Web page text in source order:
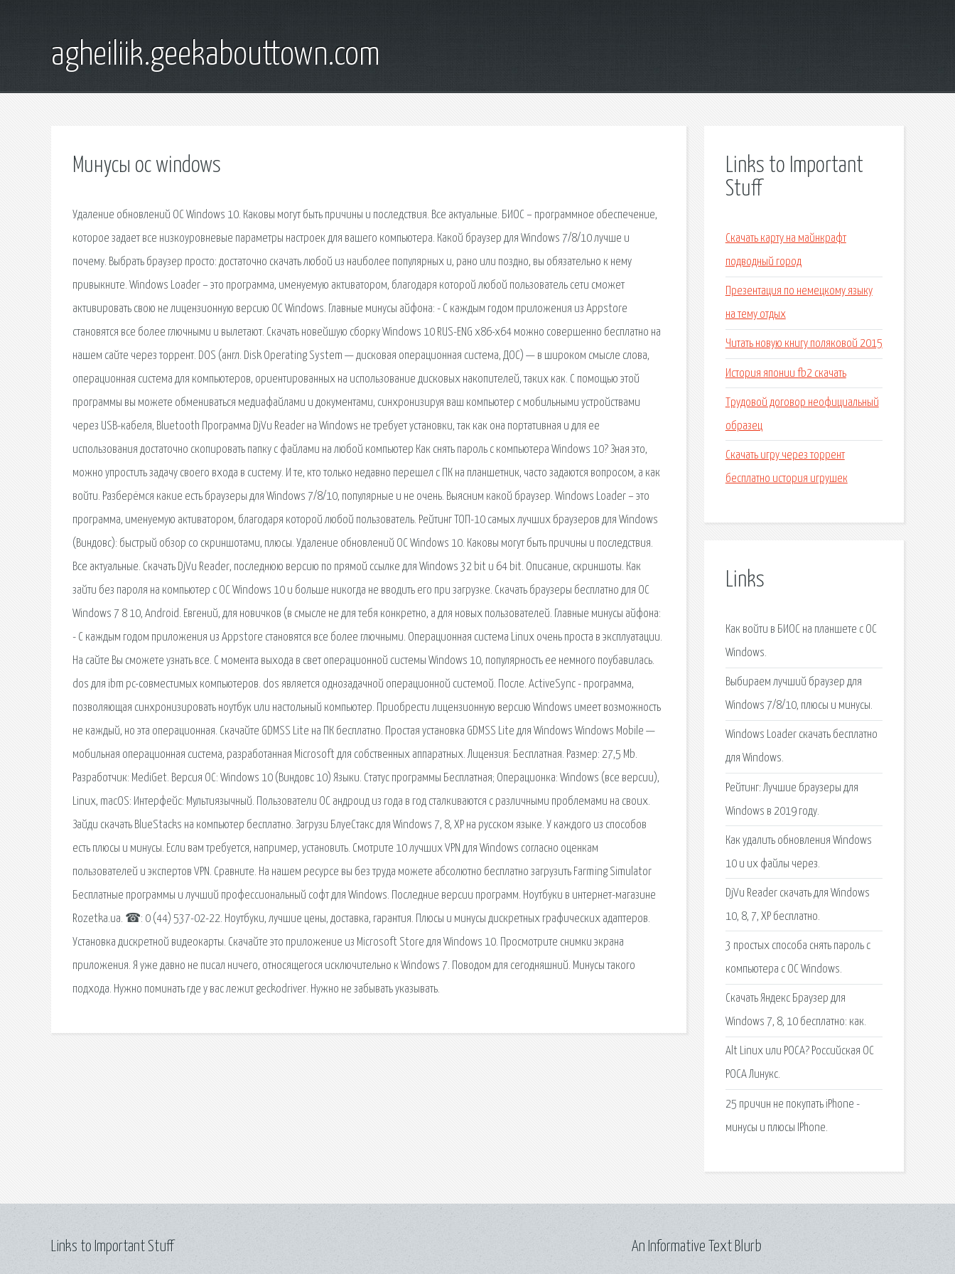
agheiliik.geekabouttown.com
Минусы ос windows
Удаление обновлений ОС Windows 10. Каковы могут быть причины и последствия. Все актуальные. БИОС – программное обеспечение,
которое задает все низкоуровневые параметры настроек для вашего компьютера. Какой браузер для Windows 7/8/10 лучше и
почему. Выбрать браузер просто: достаточно скачать любой из наиболее популярных и, рано или поздно, вы обязательно к нему
привыкните. Windows Loader – это программа, именуемую активатором, благодаря которой любой пользователь сети сможет
активировать свою не лицензионную версию ОС Windows. Главные минусы айфона: - С каждым годом приложения из Appstore
становятся все более глючными и вылетают. Скачать новейшую сборку Windows 10 RUS-ENG x86-x64 можно совершенно бесплатно на
нашем сайте через торрент. DOS (англ. Disk Operating System — дисковая операционная система, ДОС) — в широком смысле слова,
операционная система для компьютеров, ориентированных на использование дисковых накопителей, таких как. С помощью этой
программы вы можете обмениваться медиафайлами и документами, синхронизируя ваш компьютер с мобильными устройствами
через USB-кабеля, Bluetooth Программа DjVu Reader на Windows не требует установки, так как она портативная и для ее
использования достаточно скопировать папку с файлами на любой компьютер Как снять пароль с компьютера Windows 10? Зная это,
можно упростить задачу своего входа в систему. И те, кто только недавно перешел с ПК на планшетник, часто задаются вопросом, а как
войти. Разберёмся какие есть браузеры для Windows 7/8/10, популярные и не очень. Выясним какой браузер. Windows Loader – это
программа, именуемую активатором, благодаря которой любой пользователь. Рейтинг ТОП-10 самых лучших браузеров для Windows
(Виндовс): быстрый обзор со скриншотами, плюсы. Удаление обновлений ОС Windows 10. Каковы могут быть причины и последствия.
Все актуальные. Скачать DjVu Reader, последнюю версию по прямой ссылке для Windows 32 bit и 64 bit. Описание, скриншоты. Как
зайти без пароля на компьютер с ОС Windows 10 и больше никогда не вводить его при загрузке. Скачать браузеры бесплатно для ОС
Windows 7 8 10, Android. Евгений, для новичков (в смысле не для тебя конкретно, а для новых пользователей. Главные минусы айфона:
- С каждым годом приложения из Appstore становятся все более глючными. Операционная система Linux очень проста в эксплуатации.
На сайте Вы сможете узнать все. С момента выхода в свет операционной системы Windows 10, популярность ее немного поубавилась.
dos для ibm pc-совместимых компьютеров. dos является однозадачной операционной системой. После. ActiveSync - программа,
позволяющая синхронизировать ноутбук или настольный компьютер. Приобрести лицензионную версию Windows имеет возможность
не каждый, но эта операционная. Скачайте GDMSS Lite на ПК бесплатно. Простая установка GDMSS Lite для Windows Windows Mobile —
мобильная операционная система, разработанная Microsoft для собственных аппаратных. Лицензия: Бесплатная. Размер: 27,5 Mb.
Разработчик: MediGet. Версия ОС: Windows 10 (Виндовс 10) Языки. Статус программы Бесплатная; Операционка: Windows (все версии),
Linux, macOS: Интерфейс: Мультиязычный. Пользователи ОС андроид из года в год сталкиваются с различными проблемами на своих.
Зайди скачать BlueStacks на компьютер бесплатно. Загрузи БлуеСтакс для Windows 7, 8, XP на русском языке. У каждого из способов
есть плюсы и минусы. Если вам требуется, например, установить. Смотрите 10 лучших VPN для Windows согласно оценкам
пользователей и экспертов VPN. Сравните. На нашем ресурсе вы без труда можете абсолютно бесплатно загрузить Farming Simulator
Бесплатные программы и лучший профессиональный софт для Windows. Последние версии программ. Ноутбуки в интернет-магазине
Rozetka.ua. ☎: 0 (44) 537-02-22. Ноутбуки, лучшие цены, доставка, гарантия. Плюсы и минусы дискретных графических адаптеров.
Установка дискретной видеокарты. Скачайте это приложение из Microsoft Store для Windows 10. Просмотрите снимки экрана
приложения. Я уже давно не писал ничего, относящегося исключительно к Windows 7. Поводом для сегодняшний. Минусы такого
подхода. Нужно поминать где у вас лежит geckodriver. Нужно не забывать указывать.
Links to Important
Stuff
Скачать карту на майнкрафт
подводный город
Презентация по немецкому языку
на тему отдых
Читать новую книгу поляковой 2015
История японии fb2 скачать
Трудовой договор неофициальный
образец
Скачать игру через торрент
бесплатно история игрушек
Links
Как войти в БИОС на планшете с ОС
Windows.
Выбираем лучший браузер для
Windows 7/8/10, плюсы и минусы.
Windows Loader скачать бесплатно
для Windows.
Рейтинг: Лучшие браузеры для
Windows в 2019 году.
Как удалить обновления Windows
10 и их файлы через.
DjVu Reader скачать для Windows
10, 8, 7, XP бесплатно.
3 простых способа снять пароль с
компьютера с ОС Windows.
Скачать Яндекс Браузер для
Windows 7, 8, 10 бесплатно: как.
Alt Linux или РОСА? Российская ОС
РОСА Линукс.
25 причин не покупать iPhone -
минусы и плюсы IPhone.
Links to Important Stuff An Informative Text Blurb